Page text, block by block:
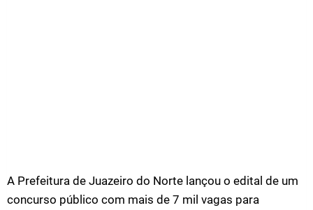
A Prefeitura de Juazeiro do Norte lançou o edital de um
concurso público com mais de 7 mil vagas para